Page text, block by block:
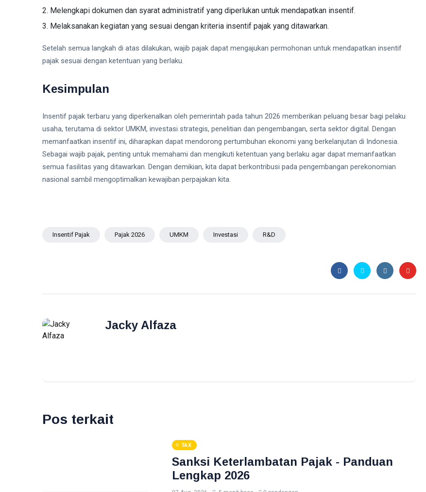
Melengkapi dokumen dan syarat administratif yang diperlukan untuk mendapatkan insentif.
Melaksanakan kegiatan yang sesuai dengan kriteria insentif pajak yang ditawarkan.
Setelah semua langkah di atas dilakukan, wajib pajak dapat mengajukan permohonan untuk mendapatkan insentif
pajak sesuai dengan ketentuan yang berlaku.
Kesimpulan
Insentif pajak terbaru yang diperkenalkan oleh pemerintah pada tahun 2026 memberikan peluang besar bagi pelaku
usaha, terutama di sektor UMKM, investasi strategis, penelitian dan pengembangan, serta sektor digital. Dengan
memanfaatkan insentif ini, diharapkan dapat mendorong pertumbuhan ekonomi yang berkelanjutan di Indonesia.
Sebagai wajib pajak, penting untuk memahami dan mengikuti ketentuan yang berlaku agar dapat memanfaatkan
semua fasilitas yang ditawarkan. Dengan demikian, kita dapat berkontribusi pada pengembangan perekonomian
nasional sambil mengoptimalkan kewajiban perpajakan kita.
Insentif Pajak Pajak 2026 UMKM Investasi R&D
Jacky Alfaza
Pos terkait
TAX
Sanksi Keterlambatan Pajak - Panduan
Lengkap 2026